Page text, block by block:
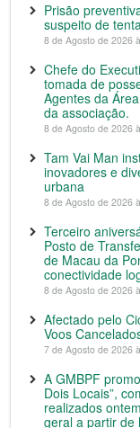
Prisão
suspeito de
8 de Agosto de 2026
Chefe do
tomada de
Agentes da
da associação.
8 de Agosto de 2026
Tam Vai Man
inovadores e
urbana
8 de Agosto de 2026
Terceiro
Posto de
de Macau da
conectividade
8 de Agosto de 2026
Afectado pelo
Voos
7 de Agosto de 2026
A GMBPF
Dois Locais”,
realizados
geral a partir de